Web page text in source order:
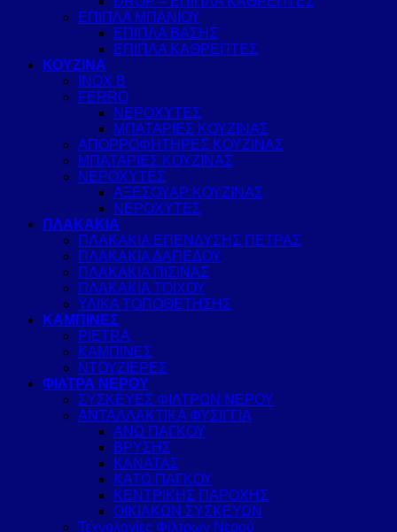
ΕΠΙΠΛΑ ΜΠΑΝΙΟΥ
ΕΠΙΠΛΑ ΒΑΣΗΣ
ΕΠΙΠΛΑ ΚΑΘΡΕΠΤΕΣ
ΚΟΥΖΙΝΑ
INOX B
FERRO
ΝΕΡΟΧΥΤΕΣ
ΜΠΑΤΑΡΙΕΣ ΚΟΥΖΙΝΑΣ
ΑΠΟΡΡΟΦΗΤΗΡΕΣ ΚΟΥΖΙΝΑΣ
ΜΠΑΤΑΡΙΕΣ ΚΟΥΖΙΝΑΣ
ΝΕΡΟΧΥΤΕΣ
ΑΞΕΣΟΥΑΡ ΚΟΥΖΙΝΑΣ
ΝΕΡΟΧΥΤΕΣ
ΠΛΑΚΑΚΙΑ
ΠΛΑΚΑΚΙΑ ΕΠΕΝΔΥΣΗΣ ΠΕΤΡΑΣ
ΠΛΑΚΑΚΙΑ ΔΑΠΕΔΟΥ
ΠΛΑΚΑΚΙΑ ΠΙΣΙΝΑΣ
ΠΛΑΚΑΚΙΑ ΤΟΙΧΟΥ
ΥΛΙΚΑ ΤΟΠΟΘΕΤΗΣΗΣ
ΚΑΜΠΙΝΕΣ
PIETRA
ΚΑΜΠΙΝΕΣ
ΝΤΟΥΖΙΕΡΕΣ
ΦΙΛΤΡΑ ΝΕΡΟΥ
ΣΥΣΚΕΥΕΣ ΦΙΛΤΡΩΝ ΝΕΡΟΥ
ΑΝΤΑΛΛΑΚΤΙΚΑ ΦΥΣΙΓΓΙΑ
ΑΝΩ ΠΑΓΚΟΥ
ΒΡΥΣΗΣ
ΚΑΝΑΤΑΣ
ΚΑΤΩ ΠΑΓΚΟΥ
ΚΕΝΤΡΙΚΗΣ ΠΑΡΟΧΗΣ
ΟΙΚΙΑΚΩΝ ΣΥΣΚΕΥΩΝ
Τεχνολογίες Φίλτρων Νερού